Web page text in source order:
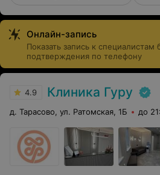
Онлайн-запись
Показать запись к специалистам
подтверждения по телефону
4.9 Клиника Гуру
д. Тарасово, ул. Ратомская, 1Б до